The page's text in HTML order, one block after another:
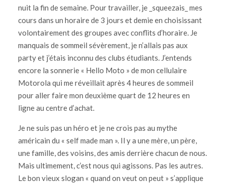
nuit la fin de semaine. Pour travailler, je _squeezais_ mes
cours dans un horaire de 3 jours et demie en choisissant
volontairement des groupes avec conflits d’horaire. Je
manquais de sommeil sévèrement, je n’allais pas aux
party et j’étais inconnu des clubs étudiants. J’entends
encore la sonnerie « Hello Moto » de mon cellulaire
Motorola qui me réveillait après 4 heures de sommeil
pour aller faire mon deuxième quart de 12 heures en
ligne au centre d’achat.
Je ne suis pas un héro et je ne crois pas au mythe
américain du « self made man ». Il y a une mère, un père,
une famille, des voisins, des amis derrière chacun de nous.
Mais ultimement, c’est nous qui agissons. Pas les autres.
Le bon vieux slogan « quand on veut on peut » s’applique